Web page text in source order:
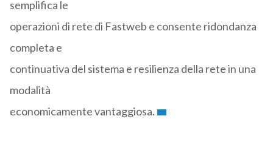
semplifica le
operazioni di rete di Fastweb e consente ridondanza
completa e
continuativa del sistema e resilienza della rete in una
modalità
economicamente vantaggiosa.